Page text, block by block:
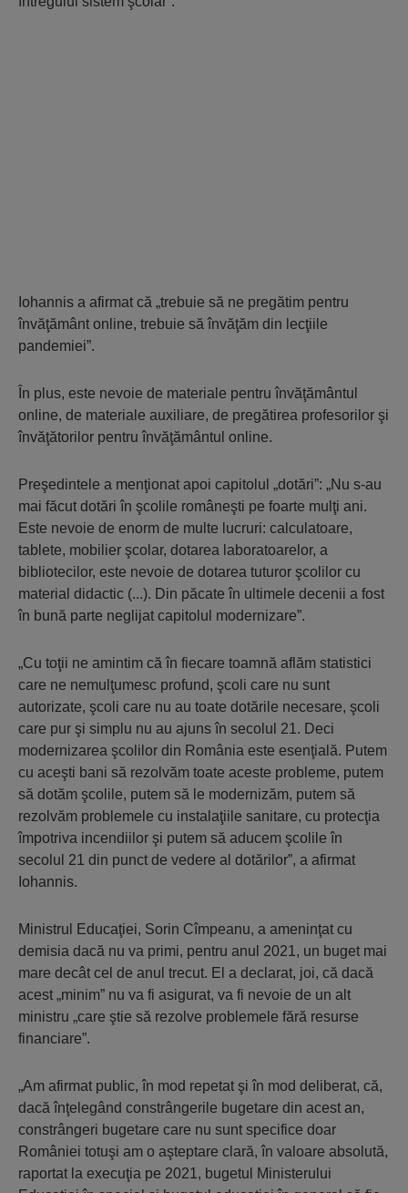
Iohannis a afirmat că „trebuie să ne pregătim pentru
învăţământ online, trebuie să învăţăm din lecţiile
pandemiei”.
În plus, este nevoie de materiale pentru învăţământul
online, de materiale auxiliare, de pregătirea profesorilor şi
învăţătorilor pentru învăţământul online.
Preşedintele a menţionat apoi capitolul „dotări”: „Nu s-au
mai făcut dotări în şcolile româneşti pe foarte mulţi ani.
Este nevoie de enorm de multe lucruri: calculatoare,
tablete, mobilier şcolar, dotarea laboratoarelor, a
bibliotecilor, este nevoie de dotarea tuturor şcolilor cu
material didactic (...). Din păcate în ultimele decenii a fost
în bună parte neglijat capitolul modernizare”.
„Cu toţii ne amintim că în fiecare toamnă aflăm statistici
care ne nemulţumesc profund, şcoli care nu sunt
autorizate, şcoli care nu au toate dotările necesare, şcoli
care pur şi simplu nu au ajuns în secolul 21. Deci
modernizarea şcolilor din România este esenţială. Putem
cu aceşti bani să rezolvăm toate aceste probleme, putem
să dotăm şcolile, putem să le modernizăm, putem să
rezolvăm problemele cu instalaţiile sanitare, cu protecţia
împotriva incendiilor şi putem să aducem şcolile în
secolul 21 din punct de vedere al dotărilor”, a afirmat
Iohannis.
Ministrul Educaţiei, Sorin Cîmpeanu, a ameninţat cu
demisia dacă nu va primi, pentru anul 2021, un buget mai
mare decât cel de anul trecut. El a declarat, joi, că dacă
acest „minim” nu va fi asigurat, va fi nevoie de un alt
ministru „care ştie să rezolve problemele fără resurse
financiare”.
„Am afirmat public, în mod repetat şi în mod deliberat, că,
dacă înţelegând constrângerile bugetare din acest an,
constrângeri bugetare care nu sunt specifice doar
României totuşi am o aşteptare clară, în valoare absolută,
raportat la execuţia pe 2021, bugetul Ministerului